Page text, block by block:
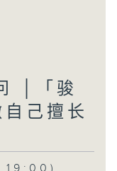
│「骏
己擅长